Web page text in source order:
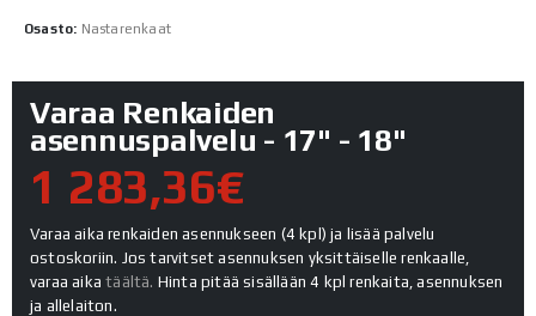
Osasto: Nastarenkaat
Varaa Renkaiden
asennuspalvelu - 17" - 18"
1 283,36€
Varaa aika renkaiden asennukseen (4 kpl) ja lisää palvelu
ostoskoriin. Jos tarvitset asennuksen yksittäiselle renkaalle,
varaa aikatäältä. Hinta pitää sisällään 4 kpl renkaita, asennuksen
ja allelaiton.